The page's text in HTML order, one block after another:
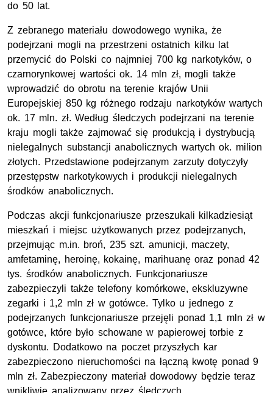
do 50 lat.
Z zebranego materiału dowodowego wynika, że
podejrzani mogli na przestrzeni ostatnich kilku lat
przemycić do Polski co najmniej 700 kg narkotyków, o
czarnorynkowej wartości ok. 14 mln zł, mogli także
wprowadzić do obrotu na terenie krajów Unii
Europejskiej 850 kg różnego rodzaju narkotyków wartych
ok. 17 mln. zł. Według śledczych podejrzani na terenie
kraju mogli także zajmować się produkcją i dystrybucją
nielegalnych substancji anabolicznych wartych ok. milion
złotych. Przedstawione podejrzanym zarzuty dotyczyły
przestępstw narkotykowych i produkcji nielegalnych
środków anabolicznych.
Podczas akcji funkcjonariusze przeszukali kilkadziesiąt
mieszkań i miejsc użytkowanych przez podejrzanych,
przejmując m.in. broń, 235 szt. amunicji, maczety,
amfetaminę, heroinę, kokainę, marihuanę oraz ponad 42
tys. środków anabolicznych. Funkcjonariusze
zabezpieczyli także telefony komórkowe, ekskluzywne
zegarki i 1,2 mln zł w gotówce. Tylko u jednego z
podejrzanych funkcjonariusze przejęli ponad 1,1 mln zł w
gotówce, które było schowane w papierowej torbie z
dyskontu. Dodatkowo na poczet przyszłych kar
zabezpieczono nieruchomości na łączną kwotę ponad 9
mln zł. Zabezpieczony materiał dowodowy będzie teraz